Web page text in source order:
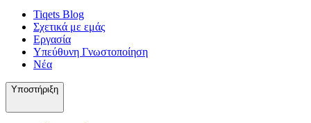
Tiqets Βlog
Σχετικά με εμάς
Εργασία
Υπεύθυνη Γνωστοποίηση
Νέα
Υποστήριξη